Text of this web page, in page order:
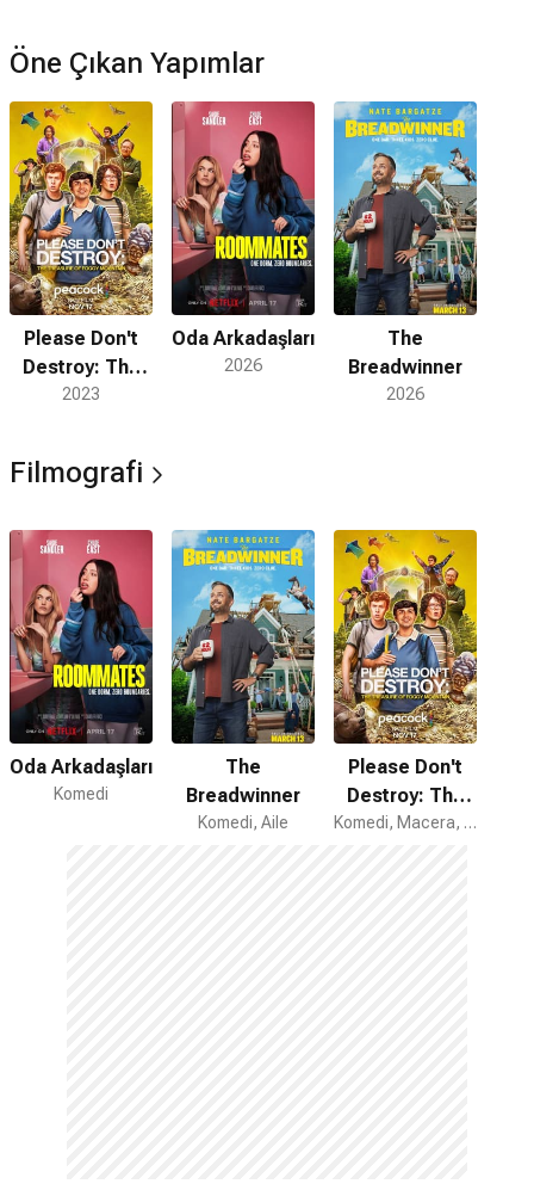
Öne Çıkan Yapımlar
Please Don't
Destroy: The
Treasure of
2023
Oda Arkadaşları
2026
The
Breadwinner
2026
Filmografi
Oda Arkadaşları
Komedi
The
Breadwinner
Komedi, Aile
Please Don't
Destroy: The
Treasure of Komedi, Macera, Aksiyon